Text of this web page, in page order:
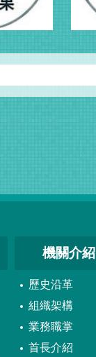
機關介紹
歷史沿革
組織架構
業務職掌
首長介紹